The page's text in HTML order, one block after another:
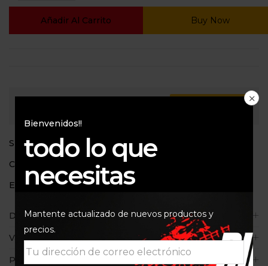
Añadir Al Carrito Buy Now
SKU:HF147
Categoría:
Etiquetas: HF147,HIFLO
Descripción
Valoraciones (0)
Políticas de la tienda
Bienvenidos!!
todo lo que
necesitas
Mantente actualizado de nuevos productos y
precios.